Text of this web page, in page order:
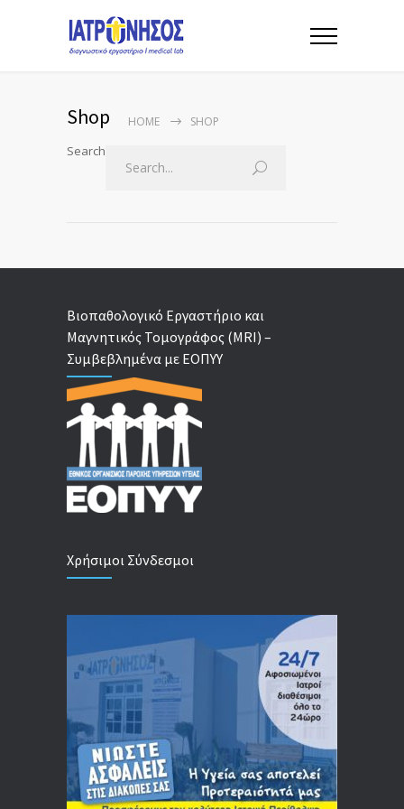
Shop HOME SHOP
Search
Βιοπαθολογικό Εργαστήριο και
Μαγνητικός Τομογράφος (MRI) –
Συμβεβλημένα με ΕΟΠΥΥ
Χρήσιμοι Σύνδεσμοι